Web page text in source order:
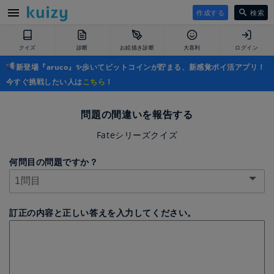
作成する 検索
クイズ 診断 お絵描き診断 大喜利 ログイン
新登場『aruco』✨歩いてビットコインが貯まる、新感覚ポイ活アプリ！
今すぐ挑戦したい人はこちら ！
問題の間違いを報告する
Fateシリーズクイズ
何問目の問題ですか？
訂正の内容と正しい答えを入力してください。